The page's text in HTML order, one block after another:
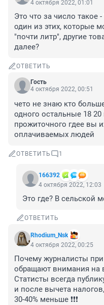
4 октября 2022, 01:01
Это что за число такое
один из этих, которые
"почти литр", другие
далее?
ОТВЕТИТЬ
Гость
4 октября 2022, 00:51
чето не знаю кто
одного остальные 18
прожиточного гдее вы
оплачиваемых людей
ОТВЕТИТЬ 1
166392
4 октября 2022, 12:03
Это где? В сельской
ОТВЕТИТЬ
Rhodium_Nsk
4 октября 2022, 00:25
Почему журналисты при
обращают внимания на
Статисты всегда
и после вычета
30-40% меньше ❗❗❗